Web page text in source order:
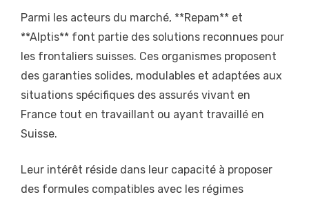
Parmi les acteurs du marché, **Repam** et
**Alptis** font partie des solutions reconnues pour
les frontaliers suisses. Ces organismes proposent
des garanties solides, modulables et adaptées aux
situations spécifiques des assurés vivant en
France tout en travaillant ou ayant travaillé en
Suisse.
Leur intérêt réside dans leur capacité à proposer
des formules compatibles avec les régimes